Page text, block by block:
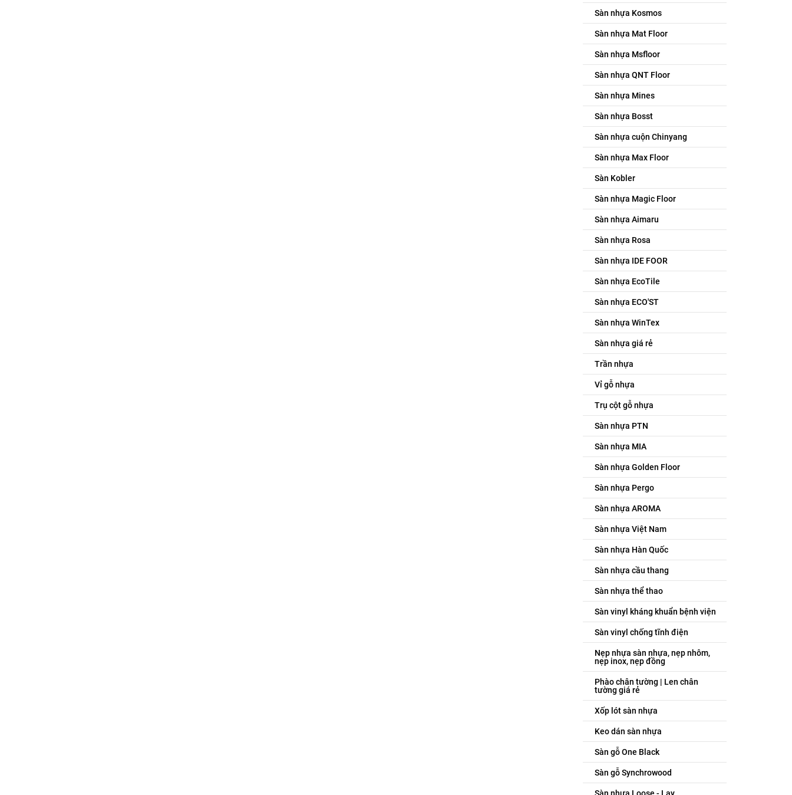
Sàn nhựa Kosmos
Sàn nhựa Mat Floor
Sàn nhựa Msfloor
Sàn nhựa QNT Floor
Sàn nhựa Mines
Sàn nhựa Bosst
Sàn nhựa cuộn Chinyang
Sàn nhựa Max Floor
Sàn Kobler
Sàn nhựa Magic Floor
Sàn nhựa Aimaru
Sàn nhựa Rosa
Sàn nhựa IDE FOOR
Sàn nhựa EcoTile
Sàn nhựa ECO'ST
Sàn nhựa WinTex
Sàn nhựa giá rẻ
Trần nhựa
Vỉ gỗ nhựa
Trụ cột gỗ nhựa
Sàn nhựa PTN
Sàn nhựa MIA
Sàn nhựa Golden Floor
Sàn nhựa Pergo
Sàn nhựa AROMA
Sàn nhựa Việt Nam
Sàn nhựa Hàn Quốc
Sàn nhựa cầu thang
Sàn nhựa thể thao
Sàn vinyl kháng khuẩn bệnh viện
Sàn vinyl chống tĩnh điện
Nẹp nhựa sàn nhựa, nẹp nhôm,
nẹp inox, nẹp đồng
Phào chân tường | Len chân
tường giá rẻ
Xốp lót sàn nhựa
Keo dán sàn nhựa
Sàn gỗ One Black
Sàn gỗ Synchrowood